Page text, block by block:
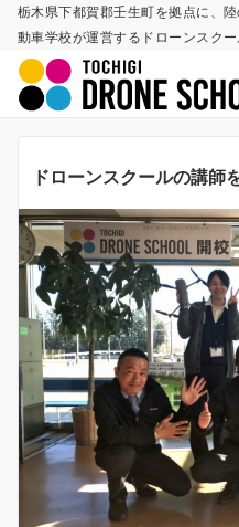
栃木県下都賀郡壬生町を拠点に、
動車学校が運営するドローンスクー
ドローンスクールの講師